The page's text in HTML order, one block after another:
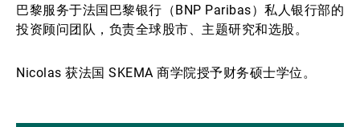
巴黎服务于法国巴黎银行（BNP Paribas）私人银行部的
投资顾问团队，负责全球股市、主题研究和选股。
Nicolas 获法国 SKEMA 商学院授予财务硕士学位。